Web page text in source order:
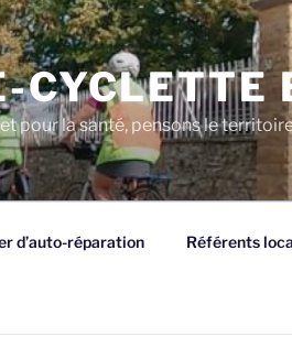
CYCLETTE
pour la santé, pensons le
d’auto-réparation Référents